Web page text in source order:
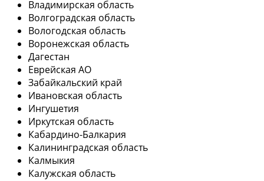
Владимирская область
Волгоградская область
Вологодская область
Воронежская область
Дагестан
Еврейская АО
Забайкальский край
Ивановская область
Ингушетия
Иркутская область
Кабардино-Балкария
Калининградская область
Калмыкия
Калужская область